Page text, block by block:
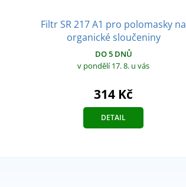
Filtr SR 217 A1 pro polomasky na
organické sloučeniny
DO 5 DNŮ
v pondělí 17. 8. u vás
314 Kč
DETAIL